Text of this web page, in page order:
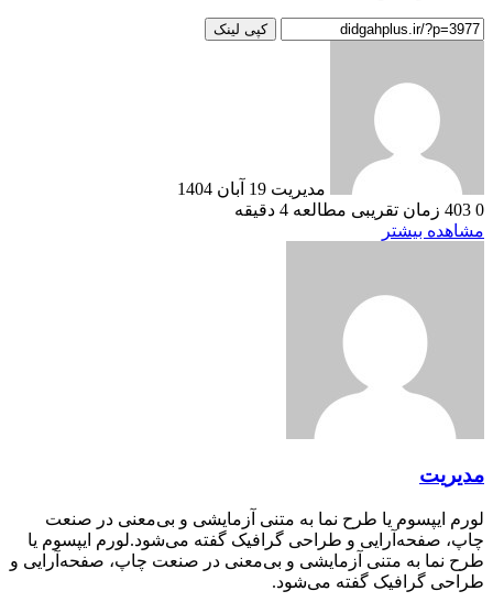
کپی لینک
مدیریت 19 آبان 1404
0
زمان تقریبی مطالعه 4 دقیقه
مشاهده بیشتر
مدیریت
لورم ایپسوم یا طرح‌ نما به متنی آزمایشی و بی‌معنی در صنعت
چاپ، صفحه‌آرایی و طراحی گرافیک گفته می‌شود.لورم ایپسوم یا
طرح‌ نما به متنی آزمایشی و بی‌معنی در صنعت چاپ، صفحه‌آرایی و
طراحی گرافیک گفته می‌شود.